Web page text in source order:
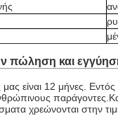
πώληση και
είναι 12 μήνες.
χρεώνονται στην